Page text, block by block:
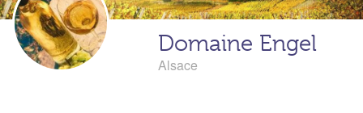
Domaine Engel
Alsace